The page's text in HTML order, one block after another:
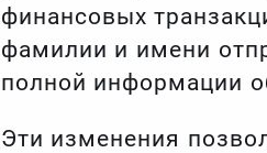
финансовых
фамилии и имени
полной информации
Эти изменения